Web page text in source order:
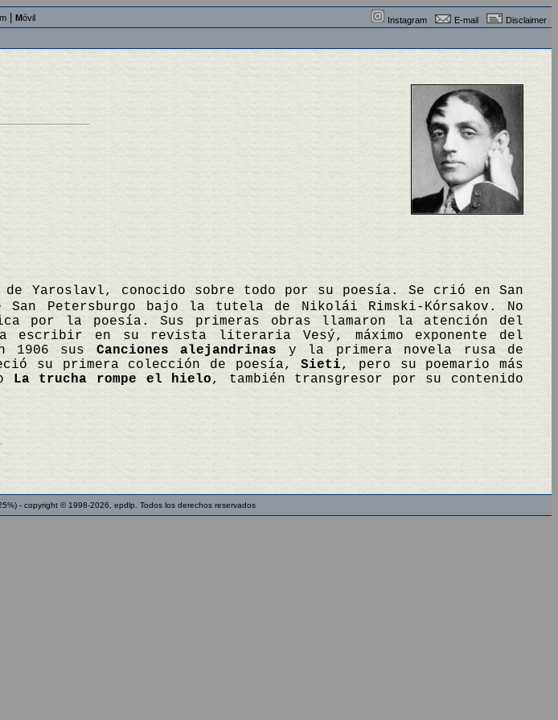
Móvil Instagram E-mail Disclaimer
Yaroslavl, conocido sobre todo por su poesía. Se crió en San
Petersburgo bajo la tutela de Nikolái Rimski-Kórsakov. No
por la poesía. Sus primeras obras llamaron la atención del
en su revista literaria Vesý, máximo exponente del
1906 sus Canciones alejandrinas y la primera novela rusa de
su primera colección de poesía,Sieti, pero su poemario más
La trucha rompe el hielo, también transgresor por su contenido
- copyright © 1998-2026, epdlp. Todos los derechos reservados